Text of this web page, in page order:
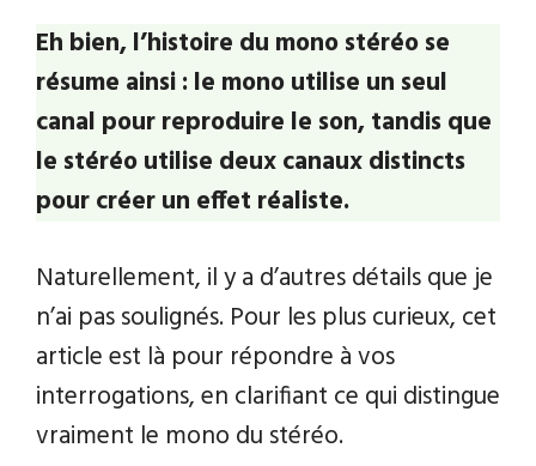
Eh bien, l’histoire du mono stéréo se
résume ainsi : le mono utilise un seul
canal pour reproduire le son, tandis que
le stéréo utilise deux canaux distincts
pour créer un effet réaliste.
Naturellement, il y a d’autres détails que je
n’ai pas soulignés. Pour les plus curieux, cet
article est là pour répondre à vos
interrogations, en clarifiant ce qui distingue
vraiment le mono du stéréo.